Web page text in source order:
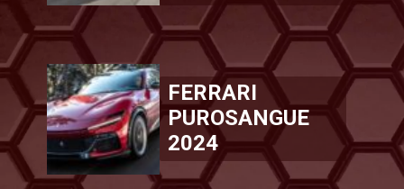
FERRARI
PUROSANGUE
2024